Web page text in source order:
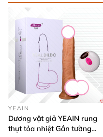
YEAIN
Dương vật giả YEAIN rung
thụt tỏa nhiệt Gắn tường